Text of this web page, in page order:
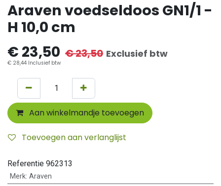
Araven voedseldoos GN1/1 -
H 10,0 cm
€ 23,50 €23,50 Exclusief btw
€ 28,44 Inclusief btw
Aan winkelmandje toevoegen
Toevoegen aan verlanglijst
Referentie 962313
Merk: Araven